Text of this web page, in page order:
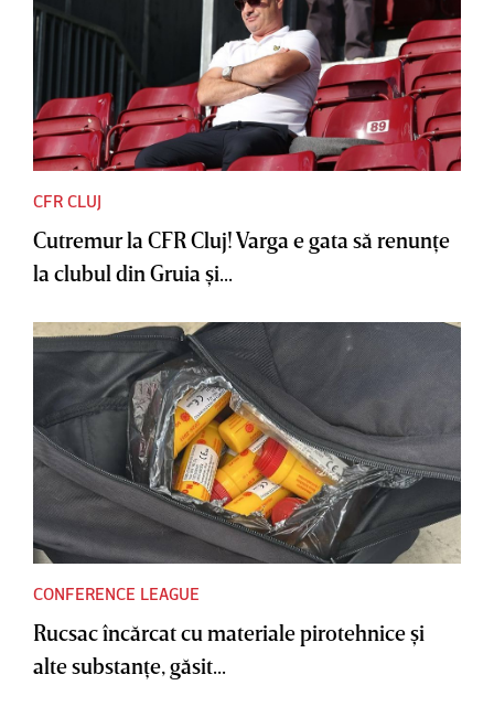
CFR CLUJ
Cutremur la CFR Cluj! Varga e gata să renunţe
la clubul din Gruia şi...
CONFERENCE LEAGUE
Rucsac încărcat cu materiale pirotehnice şi
alte substanţe, găsit...